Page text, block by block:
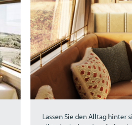
Lassen Sie den Alltag hinter